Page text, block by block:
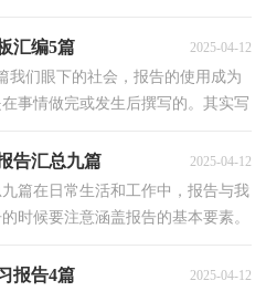
汇编5篇 2025-04-12
我们眼下的社会，报告的使用成为
事情做完或发生后撰写的。其实写
告汇总九篇 2025-04-12
篇在日常生活和工作中，报告与我
时候要注意涵盖报告的基本要素。
报告4篇 2025-04-12